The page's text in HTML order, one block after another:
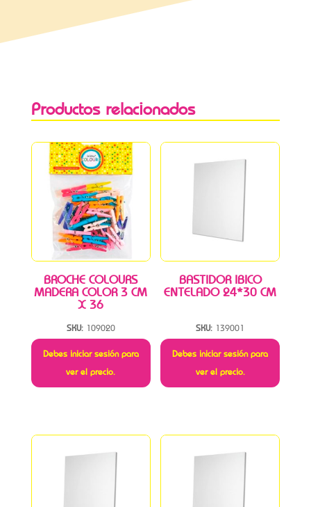
Productos relacionados
BROCHE COLOURS
MADERA COLOR 3 CM
X 36
SKU: 109020
Debes iniciar sesión para
ver el precio.
BASTIDOR IBICO
ENTELADO 24*30 CM
SKU: 139001
Debes iniciar sesión para
ver el precio.